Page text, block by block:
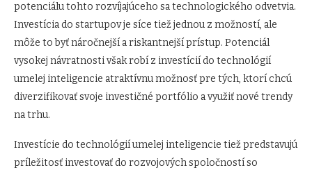
potenciálu tohto rozvíjajúceho sa technologického odvetvia.
Investícia do startupov je síce tiež jednou z možností, ale
môže to byť náročnejší a riskantnejší prístup. Potenciál
vysokej návratnosti však robí z investícií do technológií
umelej inteligencie atraktívnu možnosť pre tých, ktorí chcú
diverzifikovať svoje investičné portfólio a využiť nové trendy
na trhu.
Investície do technológií umelej inteligencie tiež predstavujú
príležitosť investovať do rozvojových spoločností so